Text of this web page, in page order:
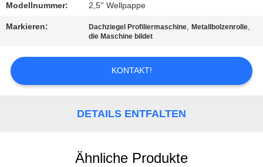
Modellnummer: 2,5'' Wellpappe
Markieren: Dachziegel Profiliermaschine,Metallbolzenrolle,
die Maschine bildet
KONTAKT!
DETAILS ENTFALTEN
Ähnliche Produkte